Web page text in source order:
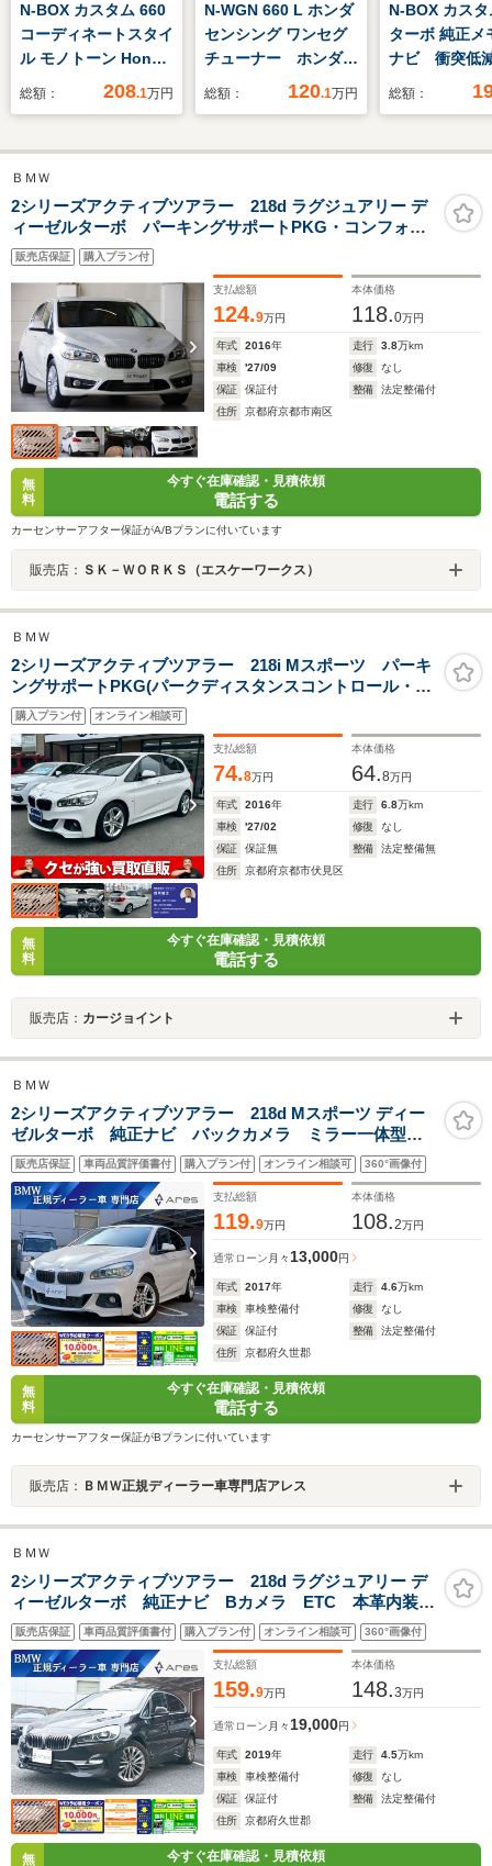
N-BOX カスタム 660
コーディネートスタイ
ル モノトーン Honda
認定中古車 U-
ー 大画面純正ナ
ビ 全周囲カメラ
ホンダセンシング
LEDヘッドライト
ETC ドライブレコー
総額： 208.1万円
N-WGN 660 L ホンダ
センシング ワンセグ
チューナー ホンダセ
ンシング クルーズコ
年間走行無制限保証
総額： 120.1万円
N-BOX カス
ターボ 純正メ
ナビ 衝突低
キ リアカメ
ルシフト シ
アルミホイ
総額：
ＢＭＷ
2シリーズアクティブツアラー 218d ラグジュアリー デ
ィーゼルターボ パーキングサポートPKG・コンフォー
トPKG・ブラウンレザーインテリア・1オーナー・記録
簿・スペアキー・ボディコーティング施工済
販売店保証 購入プラン付
支払総額
124.9万円
本体価格
118.0万円
年式 2016年 走行 3.8万km
車検
'27/09 修復
なし
保証
保証付 整備
法定整備付
住所
京都府京都市南区
無
料
今すぐ在庫確認・見積依頼
電話する
カーセンサーアフター保証がA/Bプランに付いています
販売店： ＳＫ－ＷＯＲＫＳ（エスケーワークス）
ＢＭＷ
2シリーズアクティブツアラー 218i Mスポーツ パーキ
ングサポートPKG(パークディスタンスコントロール・バ
ックカメラ)/コンフォートPKG(パワーバックドア・コン
フォートアクセス/)/純正ナビ/純正17インチAW/ルームミ
ラー一体型ETC/LEDヘッドライト
購入プラン付 オンライン相談可
支払総額
74.8万円
本体価格
64.8万円
年式 2016年 走行 6.8万km
車検
'27/02 修復
なし
保証
保証無 整備
法定整備無
住所
京都府京都市伏見区
無
料
今すぐ在庫確認・見積依頼
電話する
販売店： カージョイント
ＢＭＷ
2シリーズアクティブツアラー 218d Mスポーツ ディー
ゼルターボ 純正ナビ バックカメラ ミラー一体型
ETC Bluetooth インテリジェントセーフティ LEDヘ
ッドライト キーレスエントリーキー プッシュエンジ
ンスタート 純正17インチアルミホイール
販売店保証 車両品質評価書付 購入プラン付 オンライン相談可 360°画像付
支払総額
119.9万円
本体価格
108.2万円
通常ローン 月々 13,000円
年式 2017年 走行 4.6万km
車検
車検整備付 修復
なし
保証
保証付 整備
法定整備付
住所
京都府久世郡
無
料
今すぐ在庫確認・見積依頼
電話する
カーセンサーアフター保証がBプランに付いています
販売店： ＢＭＷ正規ディーラー車専門店アレス
ＢＭＷ
2シリーズアクティブツアラー 218d ラグジュアリー デ
ィーゼルターボ 純正ナビ Bカメラ ETC 本革内装
ヒーター付き電動シート インテリジェントセーフテ
ィ Pアシスト アクティブクルーズコントロール ヘッ
ドアップディスプレイ 電動リヤゲート LED スマー
販売店保証 車両品質評価書付 購入プラン付 オンライン相談可 360°画像付
支払総額
159.9万円
本体価格
148.3万円
通常ローン 月々 19,000円
年式 2019年 走行 4.5万km
車検
車検整備付 修復
なし
保証
保証付 整備
法定整備付
住所
京都府久世郡
無 今すぐ在庫確認・見積依頼